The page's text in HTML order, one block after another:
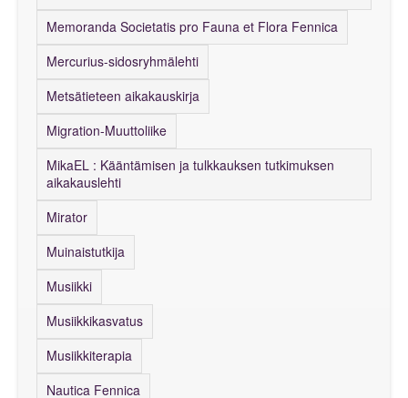
Memoranda Societatis pro Fauna et Flora Fennica
Mercurius-sidosryhmälehti
Metsätieteen aikakauskirja
Migration-Muuttoliike
MikaEL : Kääntämisen ja tulkkauksen tutkimuksen
aikakauslehti
Mirator
Muinaistutkija
Musiikki
Musiikkikasvatus
Musiikkiterapia
Nautica Fennica